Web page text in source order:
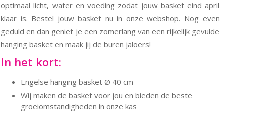
optimaal licht, water en voeding zodat jouw basket eind april
klaar is. Bestel jouw basket nu in onze webshop. Nog even
geduld en dan geniet je een zomerlang van een rijkelijk gevulde
hanging basket en maak jij de buren jaloers!
In het kort:
Engelse hanging basket Ø 40 cm
Wij maken de basket voor jou en bieden de beste
groeiomstandigheden in onze kas